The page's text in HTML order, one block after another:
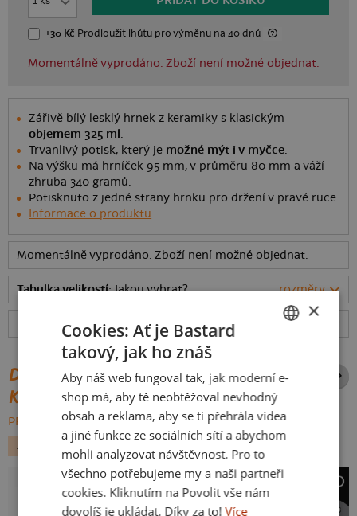
+30 Kč Prodloužit lhůtupro výměnu na 40 dnů
Momentálně vyprodáno. Zboží není možné objednat.
Zářivě bílý lesklý hrnek z keramiky s klasickým
objemem 325 ml.
Trvanlivý potisk, který je možné mýt i v myčce.
Na výšku má hrníček 95 mm, v průměru 80 mm a váží
zhruba 340 gramů.
Potisknuto z jedné strany hrnku pro držení v pravé ruce.
Informace o produktu
Momentálně vyprodáno. Zboží není možné objednat.
Tabulka velikostí: Jakou vybrat? rozměry
Hodnocení: 4.91 341 recenzí)
DALŠÍ POTISKY ZE STEJNÉ
KATEGORIE
PROCHÁZET VŠE:
ALKOHOL
SLOVAK
×
Cookies: Ať je Bastard
takový, jak ho znáš
Aby náš web fungoval tak, jak moderní e-
shop má, aby tě neobtěžoval nevhodný
obsah a reklama, aby se ti přehrála videa
a jiné funkce ze sociálních sítí a abychom
mohli analyzovat návštěvnost. Pro to
všechno potřebujeme my a naši partneři
cookies. Kliknutím na Povolit vše nám
dovolíš je ukládat. Díky za to! Více